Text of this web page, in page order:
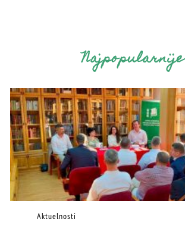
Najpopularnije
Aktuelnosti